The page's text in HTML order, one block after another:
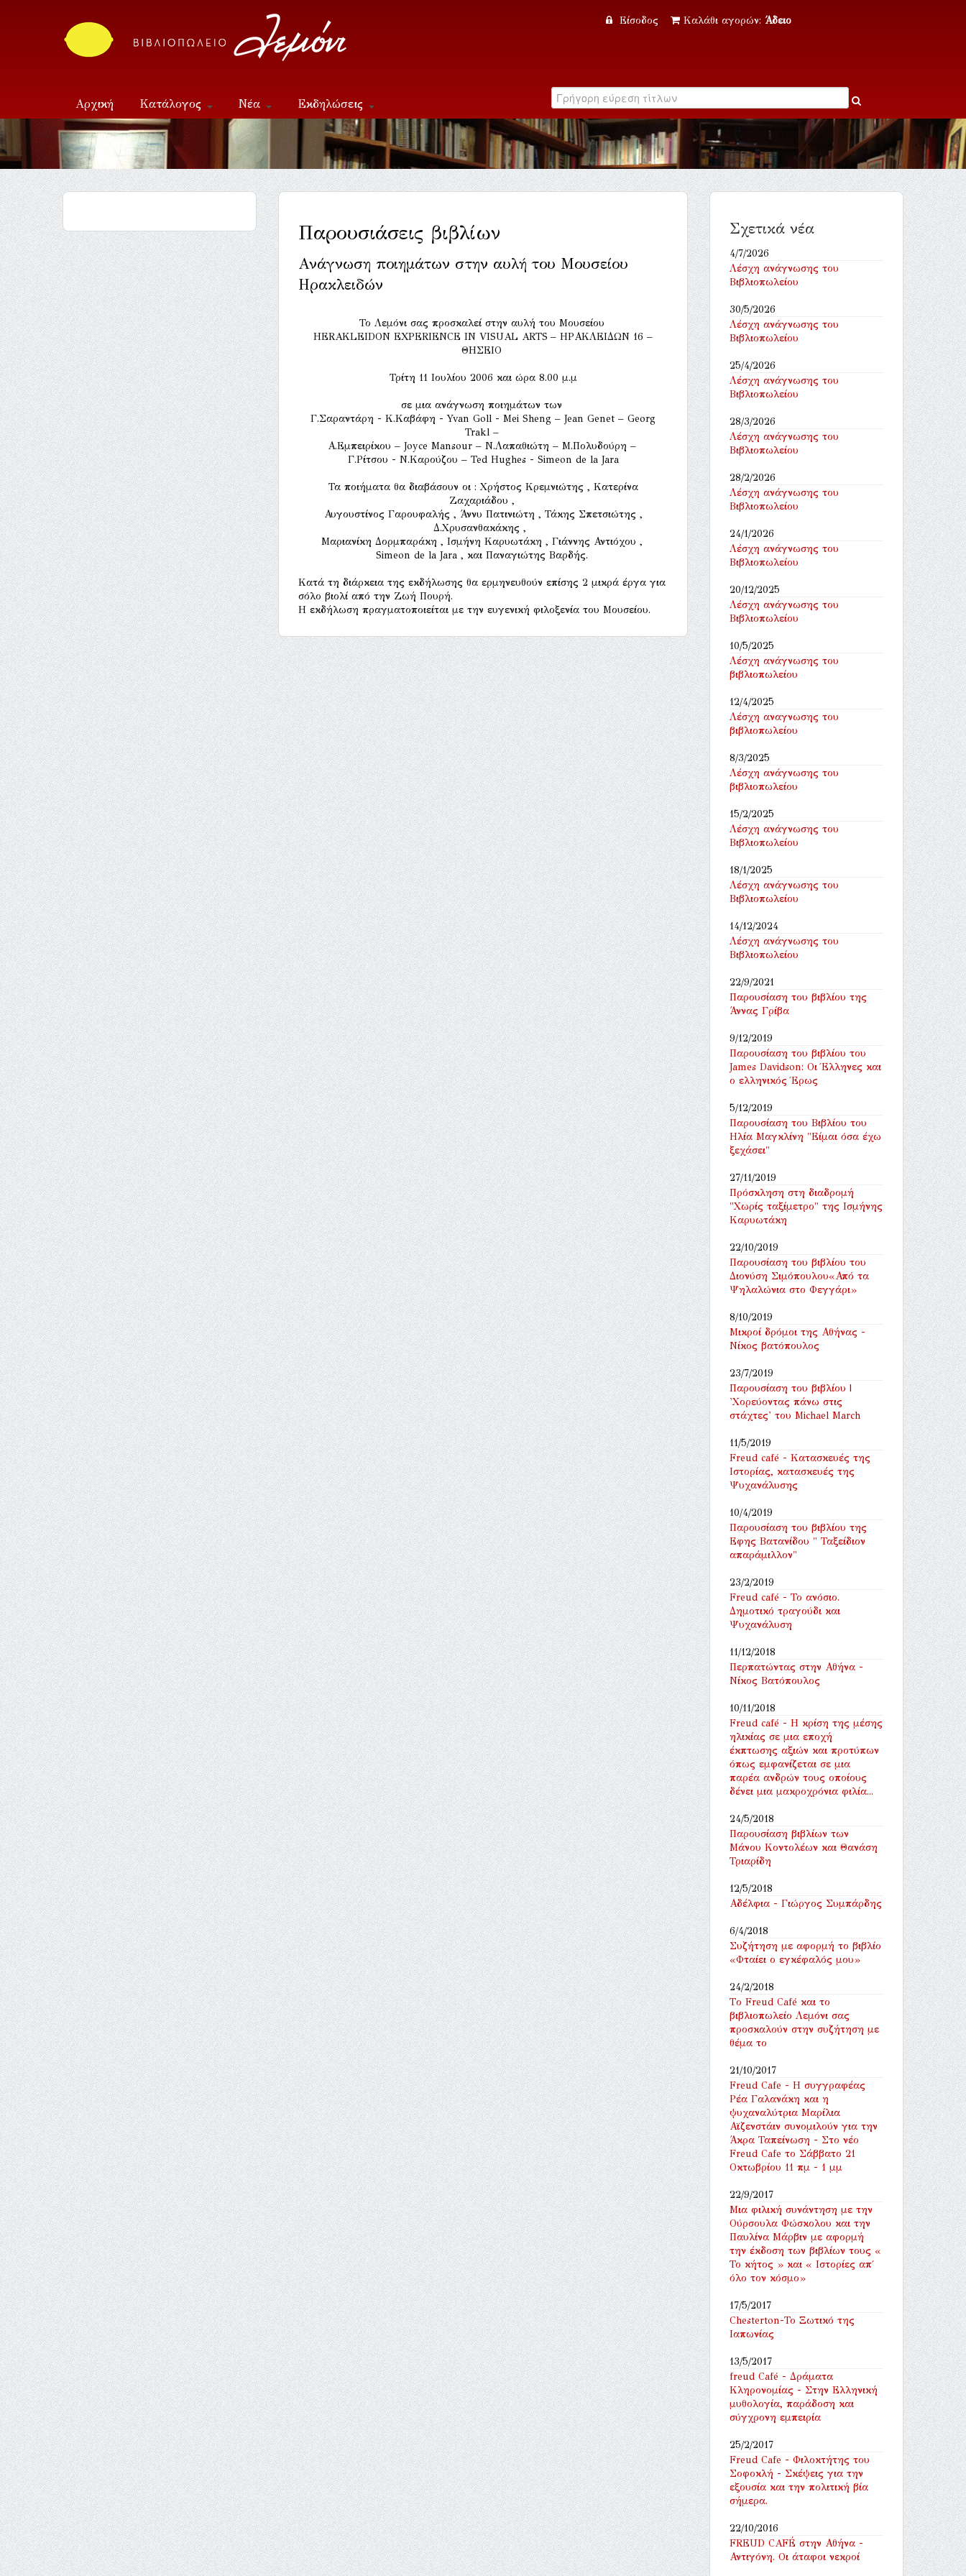
Είσοδος Καλάθι αγορών: Άδειο
Αρχική Κατάλογος Νέα Εκδηλώσεις
Επικοινωνία
Παρουσιάσεις βιβλίων
Ανάγνωση ποιημάτων στην αυλή του Μουσείου
Ηρακλειδών
Το Λεμόνι σας προσκαλεί στην αυλή του Μουσείου
HERAKLEIDON EXPERIENCE IN VISUAL ARTS – ΗΡΑΚΛΕΙΔΩΝ 16 –
ΘΗΣΕΙΟ
Τρίτη 11 Ιουλίου 2006 και ώρα 8.00 μ.μ
σε μια ανάγνωση ποιημάτων των
Γ.Σαραντάρη - Κ.Καβάφη - Yvan Goll - Mei Sheng – Jean Genet – Georg
Trakl –
Α.Εμπειρίκου – Joyce Mansour – N.Λαπαθιώτη – Μ.Πολυδούρη –
Γ.Ρίτσου - N.Καρούζου – Ted Hughes - Simeon de la Jara
Τα ποιήματα θα διαβάσουν οι : Χρήστος Κρεμνιώτης , Κατερίνα
Ζαχαριάδου ,
Αυγουστίνος Γαρουφαλής , Άννυ Πατινιώτη , Τάκης Σπετσιώτης ,
Δ.Χρυσανθακάκης ,
Μαριανίκη Δορμπαράκη , Ισμήνη Καρυωτάκη , Γιάννης Αντιόχου ,
Simeon de la Jara , και Παναγιώτης Βαρδής.
Κατά τη διάρκεια της εκδήλωσης θα ερμηνευθούν επίσης 2 μικρά έργα για
σόλο βιολί από την Ζωή Πουρή.
Η εκδήλωση πραγματοποιείται με την ευγενική φιλοξενία του Μουσείου.
Σχετικά νέα
4/7/2026
Λέσχη ανάγνωσης του
Βιβλιοπωλείου
30/5/2026
Λέσχη ανάγνωσης του
Βιβλιοπωλείου
25/4/2026
Λέσχη ανάγνωσης του
Βιβλιοπωλείου
28/3/2026
Λέσχη ανάγνωσης του
Βιβλιοπωλείου
28/2/2026
Λέσχη ανάγνωσης του
Βιβλιοπωλείου
24/1/2026
Λέσχη ανάγνωσης του
Βιβλιοπωλείου
20/12/2025
Λέσχη ανάγνωσης του
Βιβλιοπωλείου
10/5/2025
Λέσχη ανάγνωσης του
βιβλιοπωλείου
12/4/2025
Λέσχη αναγνωσης του
βιβλιοπωλείου
8/3/2025
Λέσχη ανάγνωσης του
βιβλιοπωλείου
15/2/2025
Λέσχη ανάγνωσης του
Βιβλιοπωλείου
18/1/2025
Λέσχη ανάγνωσης του
Βιβλιοπωλείου
14/12/2024
Λέσχη ανάγνωσης του
Βιβλιοπωλείου
22/9/2021
Παρουσίαση του βιβλίου της
Άννας Γρίβα
9/12/2019
Παρουσίαση του βιβλίου του
James Davidson: Οι Έλληνες και
ο ελληνικός Έρως
5/12/2019
Παρουσίαση του Βιβλίου του
Ηλία Μαγκλίνη "Είμαι όσα έχω
ξεχάσει"
27/11/2019
Πρόσκληση στη διαδρομή
"Χωρίς ταξίμετρο" της Ισμήνης
Καρυωτάκη
22/10/2019
Παρουσίαση του βιβλίου του
Διονύση Σιμόπουλου«Από τα
Ψηλαλώνια στο Φεγγάρι»
8/10/2019
Μικροί δρόμοι της Αθήνας -
Νίκος βατόπουλος
23/7/2019
Παρουσίαση του βιβλίου |
'Χορεύοντας πάνω στις
στάχτες' του Michael March
11/5/2019
Freud café - Κατασκευές της
Ιστορίας, κατασκευές της
Ψυχανάλυσης
10/4/2019
Παρουσίαση του βιβλίου της
Εφης Βατανίδου " Ταξείδιον
απαράμιλλον"
23/2/2019
Freud café - Το ανόσιο.
Δημοτικό τραγούδι και
Ψυχανάλυση
11/12/2018
Περπατώντας στην Αθήνα -
Νίκος Βατόπουλος
10/11/2018
Freud café - Η κρίση της μέσης
ηλικίας σε μια εποχή
έκπτωσης αξιών και προτύπων
όπως εμφανίζεται σε μια
παρέα ανδρών τους οποίους
δένει μια μακροχρόνια φιλία...
24/5/2018
Παρουσίαση βιβλίων των
Μάνου Κοντολέων και Θανάση
Τριαρίδη
12/5/2018
Αδέλφια - Γιώργος Συμπάρδης
6/4/2018
Συζήτηση με αφορμή το βιβλίο
«Φταίει ο εγκέφαλός μου»
24/2/2018
Tο Freud Café και το
βιβλιοπωλείο Λεμόνι σας
προσκαλούν στην συζήτηση με
θέμα το
21/10/2017
Freud Cafe - Η συγγραφέας
Ρέα Γαλανάκη και η
ψυχαναλύτρια Μαρίλια
Αϊζενστάιν συνομιλούν για την
Άκρα Ταπείνωση - Στο νέο
Freud Cafe το Σάββατο 21
Οκτωβρίου 11 πμ - 1 μμ
22/9/2017
Μια φιλική συνάντηση με την
Ούρσουλα Φώσκολου και την
Παυλίνα Μάρβιν με αφορμή
την έκδοση των βιβλίων τους «
Το κήτος » και « Ιστορίες απ΄
όλο τον κόσμο»
17/5/2017
Chesterton-Το Ξωτικό της
Ιαπωνίας
13/5/2017
freud Café - Δράματα
Κληρονομίας - Στην Ελληνική
μυθολογία, παράδοση και
σύγχρονη εμπειρία
25/2/2017
Freud Cafe - Φιλοκτήτης του
Σοφοκλή - Σκέψεις για την
εξουσία και την πολιτική βία
σήμερα.
22/10/2016
FREUD CAFÉ στην Αθήνα -
Αντιγόνη. Οι άταφοι νεκροί